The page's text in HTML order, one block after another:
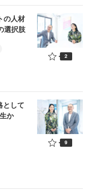
の人材
選択肢
2
として
か
9